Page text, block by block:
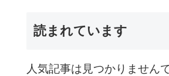
読まれています
人気記事は見つかりません